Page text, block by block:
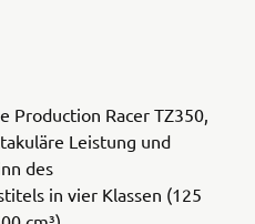
Production Racer TZ350,
Leistung und
des
in vier Klassen (125